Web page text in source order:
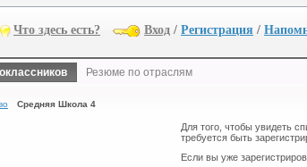
Что здесь есть? Вход / Регистрация /
Резюме по отраслям
Средняя Школа 4
Для того, чтобы увидеть
требуется быть
Если вы уже